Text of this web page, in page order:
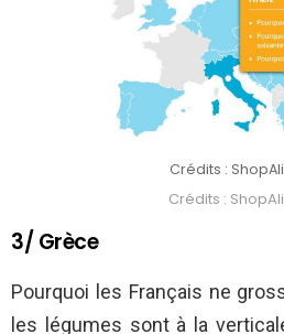
Crédits :
Crédits :
3/ Grèce
Pourquoi les Français ne
les légumes sont à la